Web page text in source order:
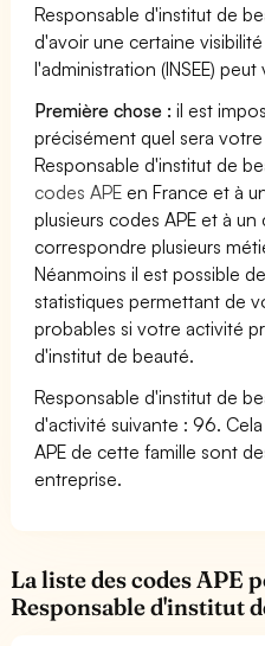
Responsable d'institut de
d'avoir une certaine
l'administration (INSEE)
Première chose : il est
précisément quel sera
Responsable d'institut de
codes APE en France et à
plusieurs codes APE et à un
correspondre plusieurs
Néanmoins il est possible
statistiques permettant de
probables si votre activité
d'institut de beauté.
Responsable d'institut de
d'activité suivante : 96.
APE de cette famille sont
entreprise.
La liste des codes APE
Responsable d'institut